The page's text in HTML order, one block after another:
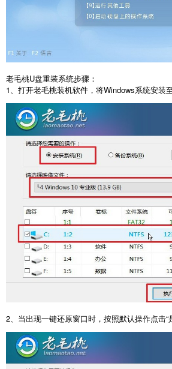
老毛桃U盘重装系统步骤：
1、打开老毛桃装机软件，将Windows系统安装
2、当出现一键还原窗口时，按照默认操作点击“